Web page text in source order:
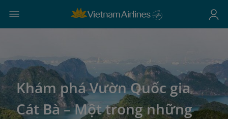
Khám phá Vườn Quốc gia
Cát Bà – Một trong những